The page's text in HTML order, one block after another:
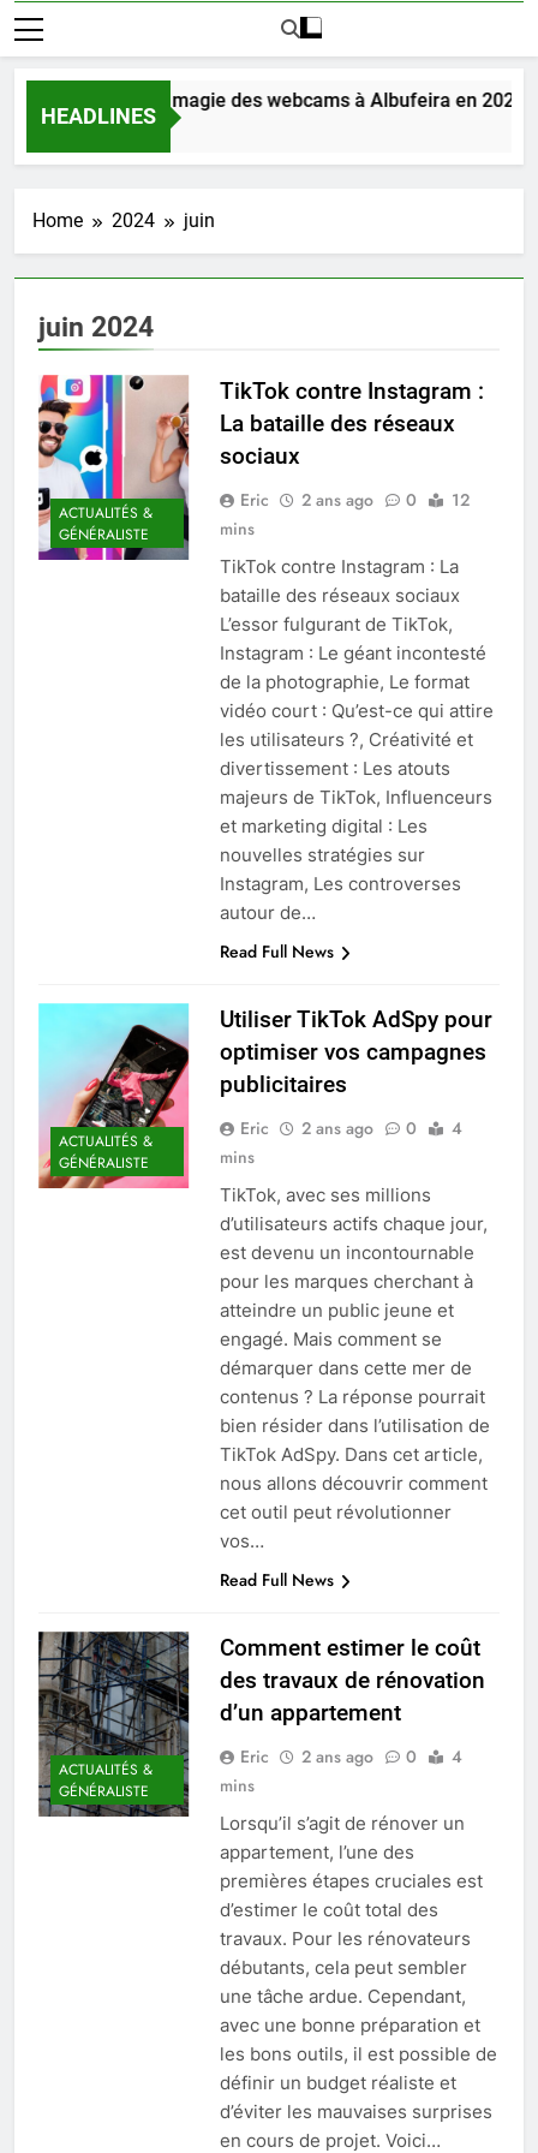
HEADLINES
Découvrez la magie des webcams à Albufeira en 2025
4 Jours Ago
Home 2024 juin
juin 2024
ACTUALITÉS &
GÉNÉRALISTE
TikTok contre Instagram :
La bataille des réseaux
sociaux
Eric 2 ans ago 0
12
mins
TikTok contre Instagram : La
bataille des réseaux sociaux
L’essor fulgurant de TikTok,
Instagram : Le géant incontesté
de la photographie, Le format
vidéo court : Qu’est-ce qui attire
les utilisateurs ?, Créativité et
divertissement : Les atouts
majeurs de TikTok, Influenceurs
et marketing digital : Les
nouvelles stratégies sur
Instagram, Les controverses
autour de…
Read Full News
ACTUALITÉS &
GÉNÉRALISTE
Utiliser TikTok AdSpy pour
optimiser vos campagnes
publicitaires
Eric 2 ans ago 0
4
mins
TikTok, avec ses millions
d’utilisateurs actifs chaque jour,
est devenu un incontournable
pour les marques cherchant à
atteindre un public jeune et
engagé. Mais comment se
démarquer dans cette mer de
contenus ? La réponse pourrait
bien résider dans l’utilisation de
TikTok AdSpy. Dans cet article,
nous allons découvrir comment
cet outil peut révolutionner
vos…
Read Full News
ACTUALITÉS &
GÉNÉRALISTE
Comment estimer le coût
des travaux de rénovation
d’un appartement
Eric 2 ans ago 0
4
mins
Lorsqu’il s’agit de rénover un
appartement, l’une des
premières étapes cruciales est
d’estimer le coût total des
travaux. Pour les rénovateurs
débutants, cela peut sembler
une tâche ardue. Cependant,
avec une bonne préparation et
les bons outils, il est possible de
définir un budget réaliste et
d’éviter les mauvaises surprises
en cours de projet. Voici…